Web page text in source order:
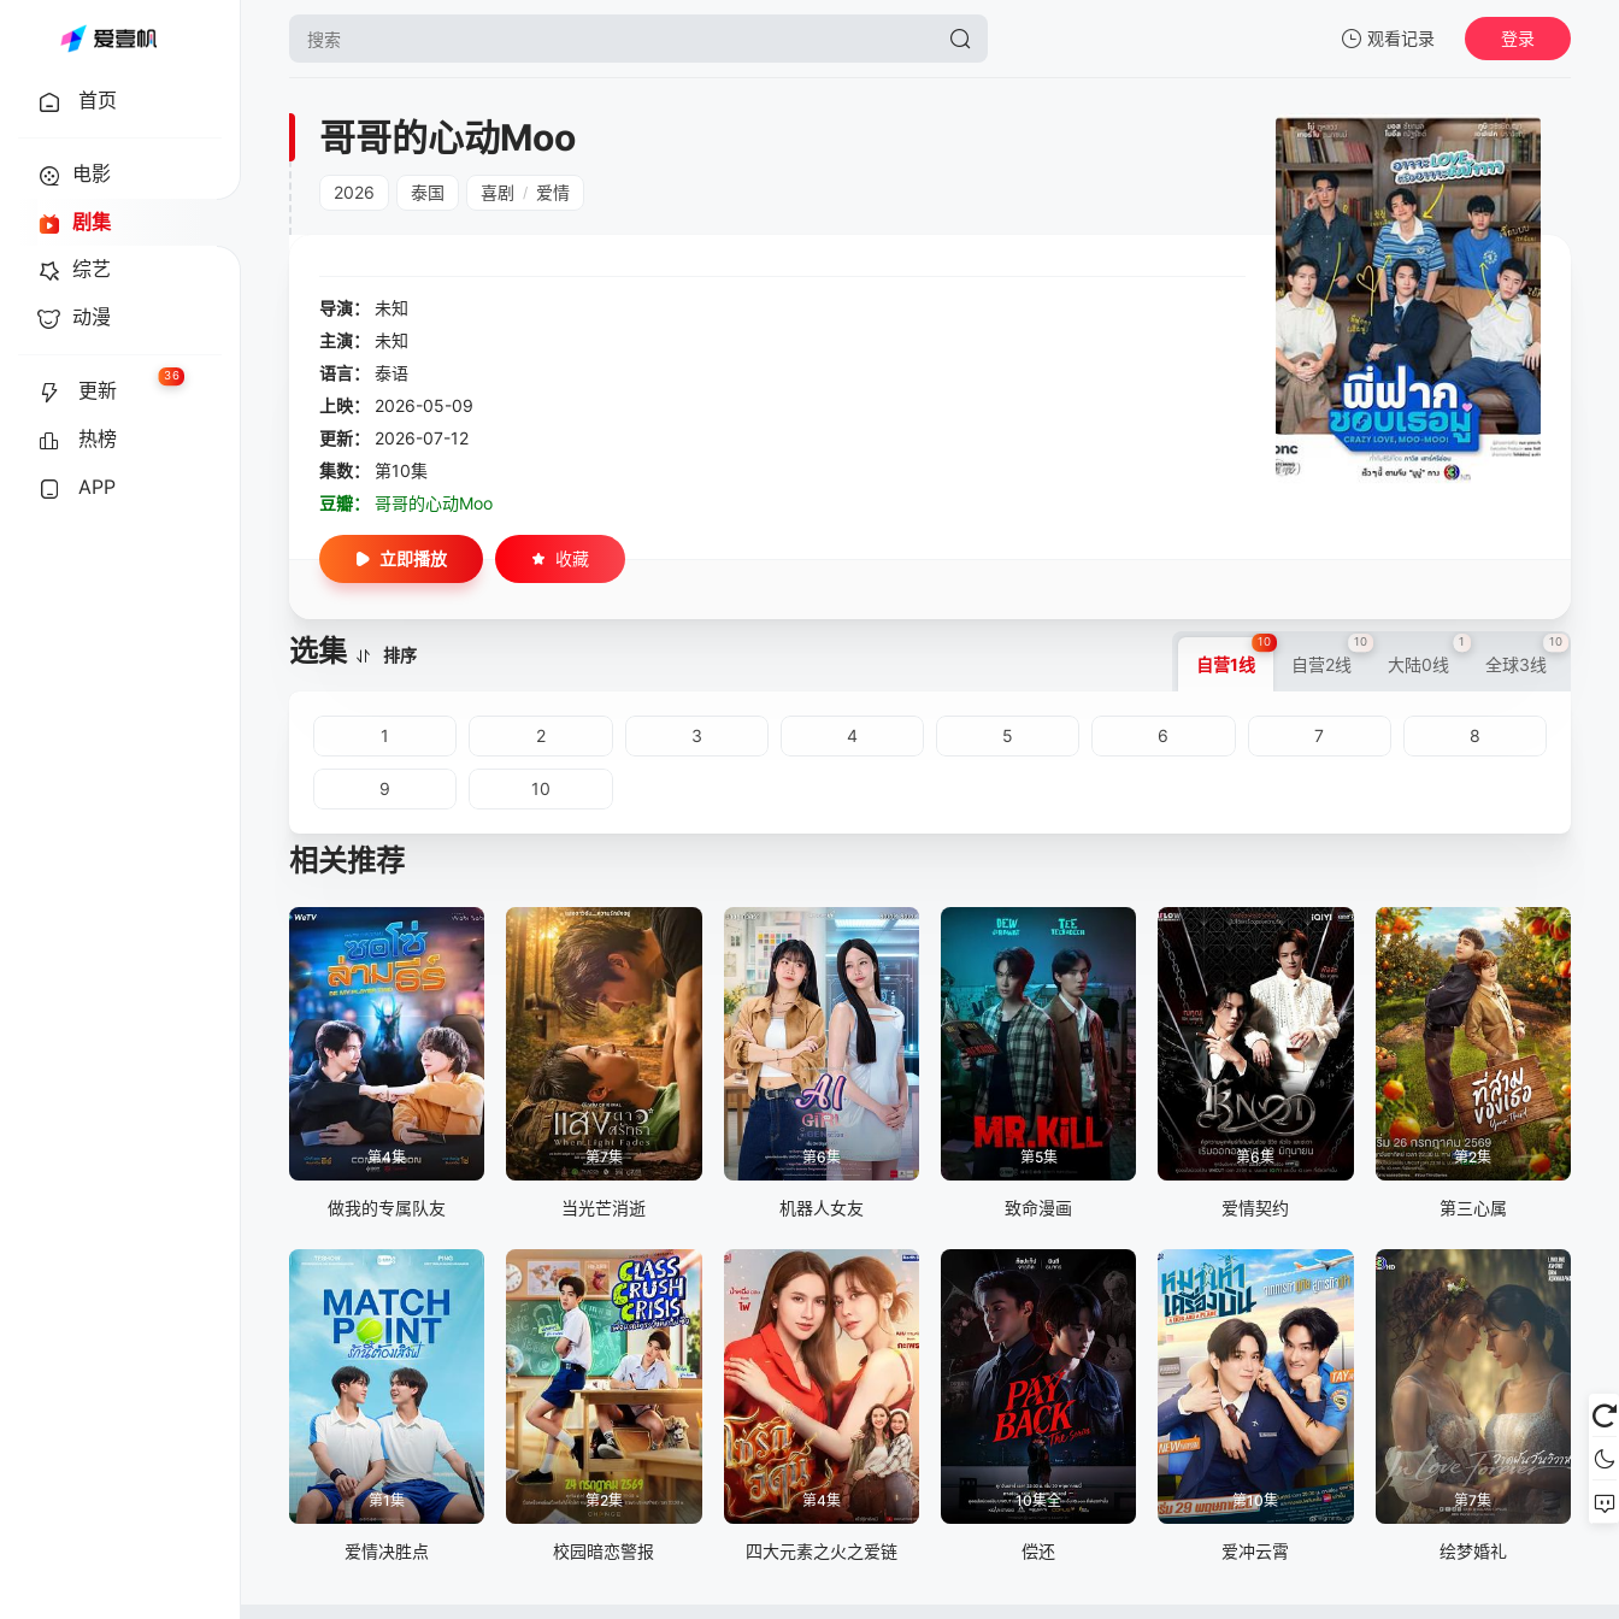
观看记录
暂无观看影片的记录
登录
首页
电影
剧集
综艺
动漫
更新
36
热榜
APP
哥哥的心动Moo
2026 泰国 喜剧 / 爱情
导演：
未知
主演：
未知
语言：
泰语
上映：
2026-05-09
更新：
2026-07-12
集数：
第10集
豆瓣：
哥哥的心动Moo
立即播放 收藏
选集 排序 自营1线
10
自营2线
10
大陆0线
1
全球3线
10
1 2 3 4 5 6 7 8
9 10
相关推荐
第4集
做我的专属队友
第7集
当光芒消逝
第6集
机器人女友
第5集
致命漫画
第6集
爱情契约
第2集
第三心属
第1集
爱情决胜点
第2集
校园暗恋警报
第4集
四大元素之火之爱链
10集全
偿还
第10集
爱冲云霄
第7集
绘梦婚礼